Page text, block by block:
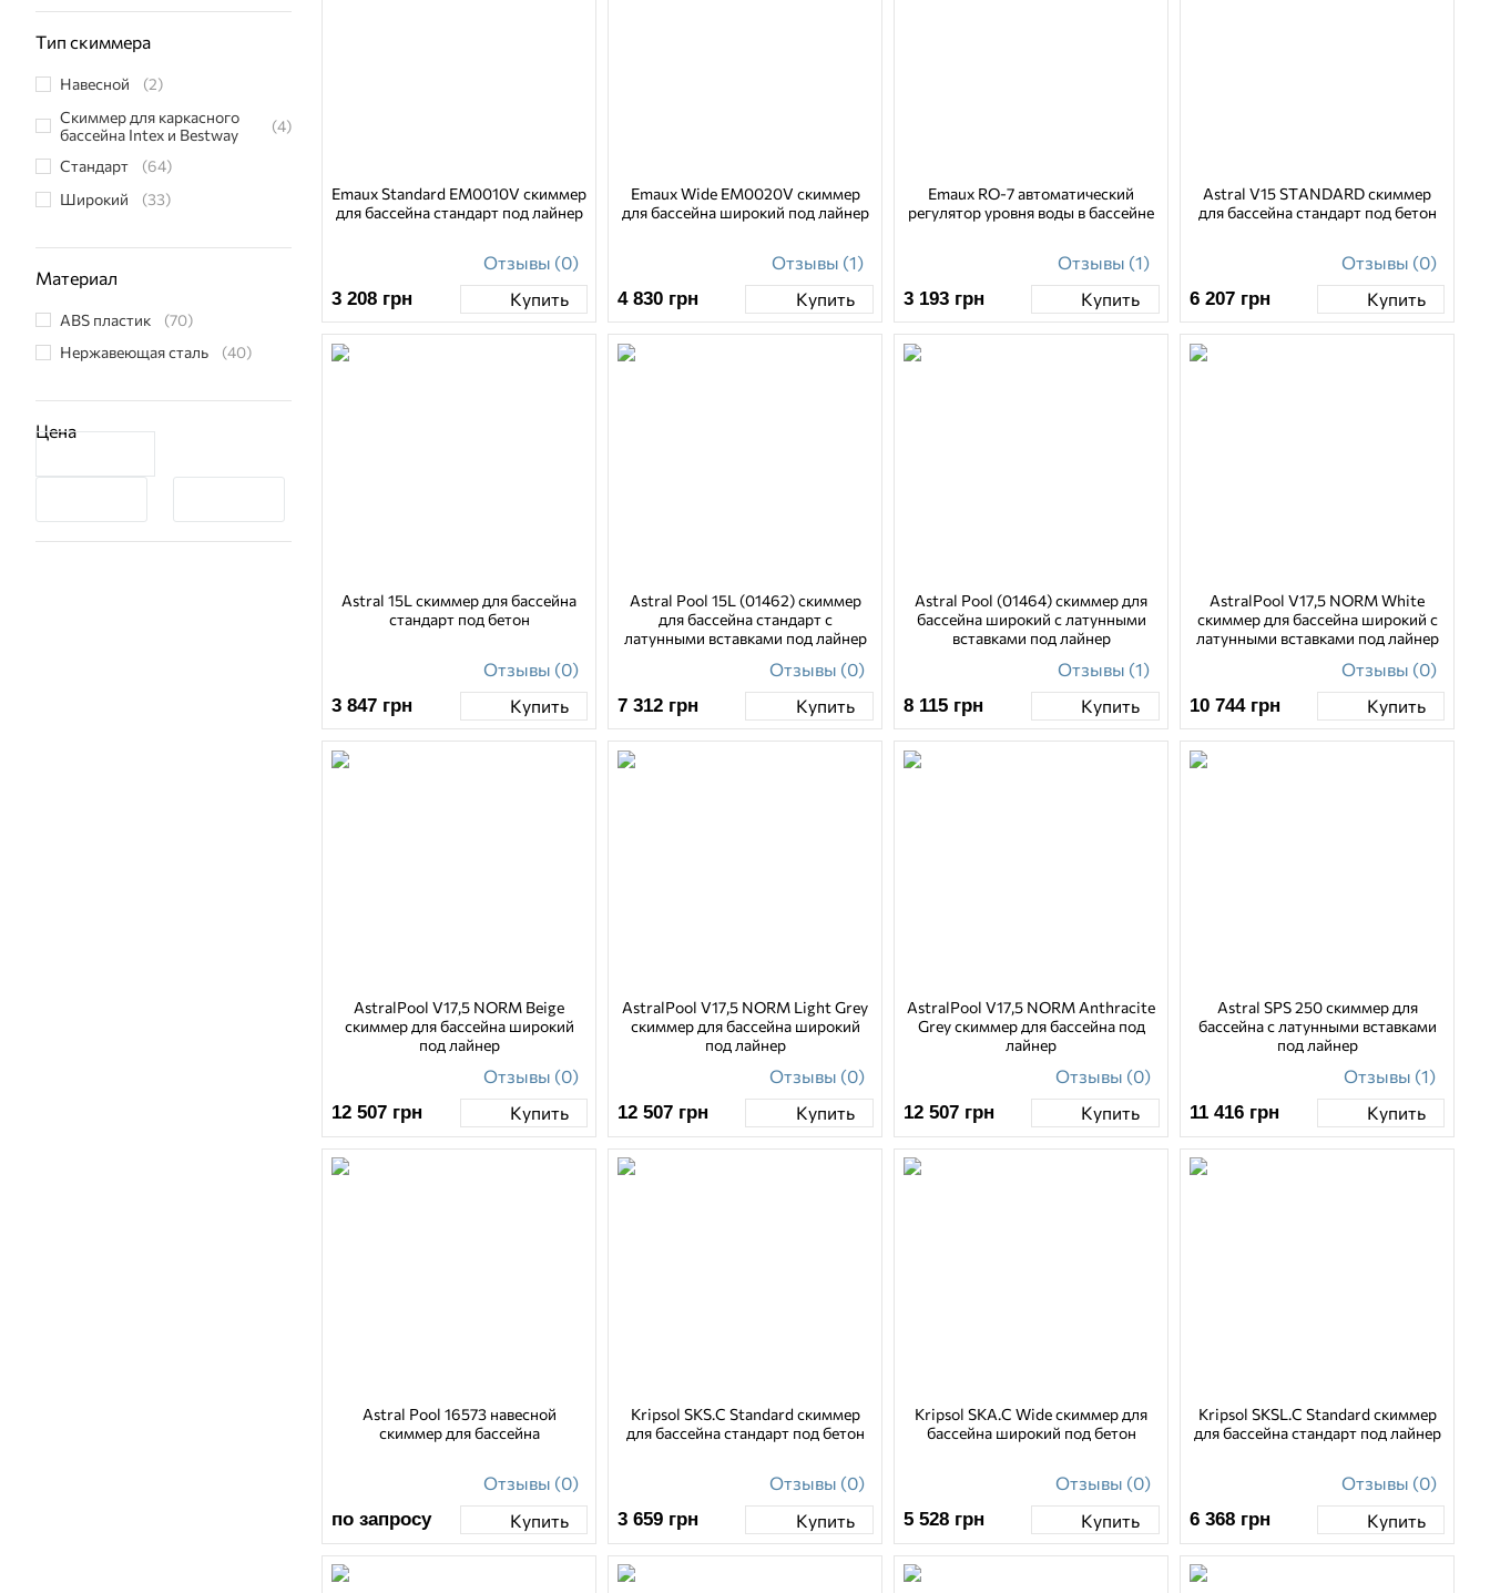
Vagner Pool
(6)
WaterLine
(1)
Тип скиммера
Навесной
(2)
Скиммер для каркасного
бассейна Intex и Bestway
(4)
Стандарт
(64)
Широкий
(33)
Материал
ABS пластик
(70)
Нержавеющая сталь
(40)
Цена
Emaux Standard EM0010V скиммер
для бассейна стандарт под лайнер
Отзывы (0)
3 208 грн Купить
Emaux Wide EM0020V скиммер
для бассейна широкий под лайнер
Отзывы (1)
4 830 грн Купить
Emaux RO-7 автоматический
регулятор уровня воды в бассейне
Отзывы (1)
3 193 грн Купить
Astral V15 STANDARD скиммер
для бассейна стандарт под бетон
Отзывы (0)
6 207 грн Купить
Astral 15L скиммер для бассейна
стандарт под бетон
Отзывы (0)
3 847 грн Купить
Astral Pool 15L (01462) cкиммер
для бассейна стандарт c
латунными вставками под лайнер
Отзывы (0)
7 312 грн Купить
Astral Pool (01464) скиммер для
бассейна широкий с латунными
вставками под лайнер
Отзывы (1)
8 115 грн Купить
AstralPool V17,5 NORM White
скиммер для бассейна широкий с
латунными вставками под лайнер
Отзывы (0)
10 744 грн Купить
AstralPool V17,5 NORM Beige
скиммер для бассейна широкий
под лайнер
Отзывы (0)
12 507 грн Купить
AstralPool V17,5 NORM Light Grey
скиммер для бассейна широкий
под лайнер
Отзывы (0)
12 507 грн Купить
AstralPool V17,5 NORM Anthracite
Grey скиммер для бассейна под
лайнер
Отзывы (0)
12 507 грн Купить
Astral SPS 250 скиммер для
бассейна с латунными вставками
под лайнер
Отзывы (1)
11 416 грн Купить
Astral Pool 16573 навесной
скиммер для бассейна
Отзывы (0)
по запросу
Купить
Kripsol SKS.C Standard скиммер
для бассейна стандарт под бетон
Отзывы (0)
3 659 грн Купить
Kripsol SKA.C Wide скиммер для
бассейна широкий под бетон
Отзывы (0)
5 528 грн Купить
Kripsol SKSL.C Standard скиммер
для бассейна стандарт под лайнер
Отзывы (0)
6 368 грн Купить